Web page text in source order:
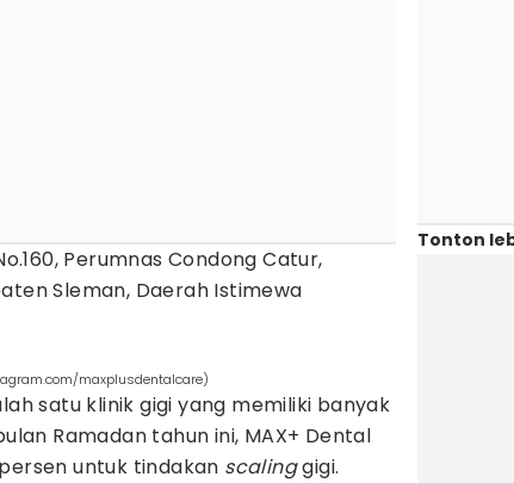
Perumnas Condong Catur,
Sleman, Daerah Istimewa
maxplusdentalcare)
satu klinik gigi yang memiliki banyak
Ramadan tahun ini, MAX+ Dental
untuk tindakan scalinggigi.
Tonton